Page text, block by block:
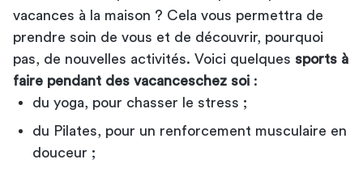
vacances à la maison ? Cela vous permettra de
prendre soin de vous et de découvrir, pourquoi
pas, de nouvelles activités. Voici quelques sports à
faire pendant des vacanceschez soi :
du yoga, pour chasser le stress ;
du Pilates, pour un renforcement musculaire en
douceur ;